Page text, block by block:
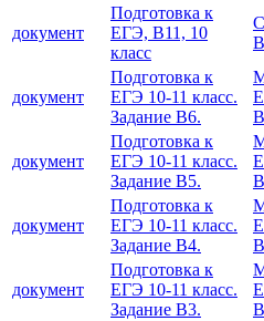
документ
Подготовка к
ЕГЭ, В11, 10
класс
документ
Подготовка к
ЕГЭ 10-11 класс.
Задание В6.
документ
Подготовка к
ЕГЭ 10-11 класс.
Задание В5.
документ
Подготовка к
ЕГЭ 10-11 класс.
Задание В4.
документ
Подготовка к
ЕГЭ 10-11 класс.
Задание В3.